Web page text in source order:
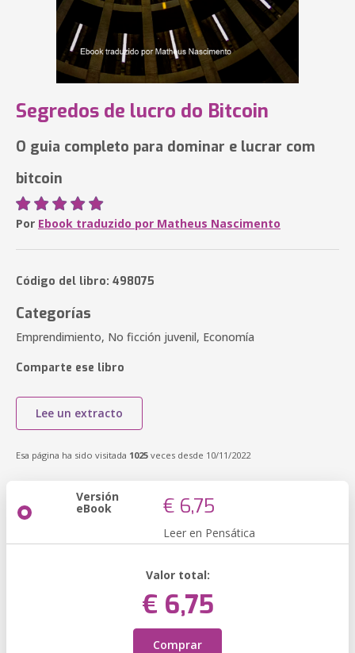
Segredos de lucro do Bitcoin
O guia completo para dominar e lucrar com
bitcoin
Por Ebook traduzido por Matheus Nascimento
Código del libro: 498075
Categorías
Emprendimiento, No ficción juvenil, Economía
Comparte ese libro
Lee un extracto
Esa página ha sido visitada 1025 veces desde 10/11/2022
Versión
eBook € 6,75
Leer en Pensática
Valor total:
€ 6,75
Comprar